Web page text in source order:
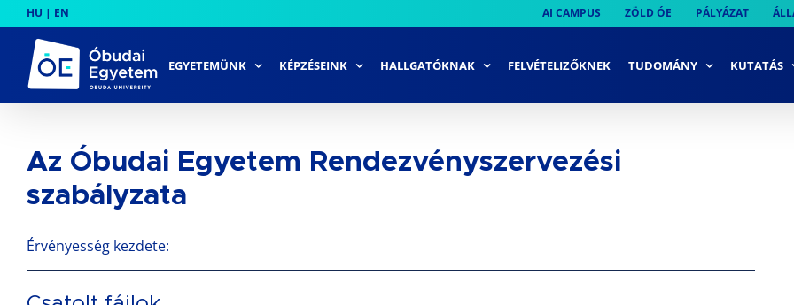
to
content
HU | EN AI CAMPUS ZÖLD ÓE PÁLYÁZAT
EGYETEMÜNK KÉPZÉSEINK HALLGATÓKNAK FELVÉTELIZŐKNEK TUDOMÁNY KUTATÁS
Az Óbudai Egyetem Rendezvényszervezési
szabályzata
Érvényesség kezdete: